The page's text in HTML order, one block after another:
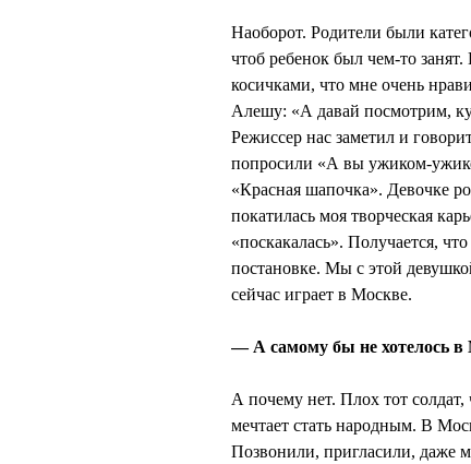
Наоборот. Родители были
чтоб ребенок был чем-то
косичками, что мне очень
Алешу: «А давай посмотрим,
Режиссер нас заметил и
попросили «А вы ужиком-
«Красная шапочка». Девочке
покатилась моя творческая
«поскакалась». Получается,
постановке. Мы с этой
сейчас играет в Москве.
— А самому бы не хотелось в
А почему нет. Плох тот солдат,
мечтает стать народным. В
Позвонили, пригласили, даже